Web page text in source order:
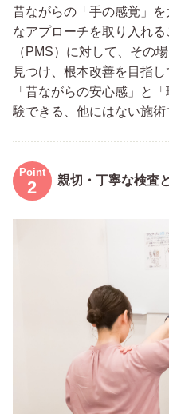
昔ながらの「手の感覚」
なアプローチを取り入れ
（PMS）に対して、その
見つけ、根本改善を目指し
「昔ながらの安心感」と
験できる、他にはない施術
親切・丁寧な検査